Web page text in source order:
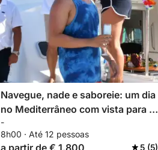
Navegue, nade e saboreie: um dia
no Mediterrâneo com vista para o
mar e momentos de sushi.
-
8h00 · Até 12 pessoas
a partir de € 1.800 5 (5)